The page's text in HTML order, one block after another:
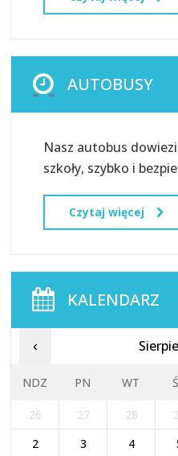
AUTOBUSY
Nasz autobus
szkoły, szybko i
Czytaj więcej
KALENDARZ
‹
NDZ PN WT
26 27 28
2
3 4